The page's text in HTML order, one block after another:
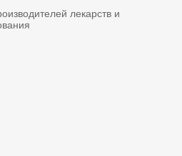
лекарств и